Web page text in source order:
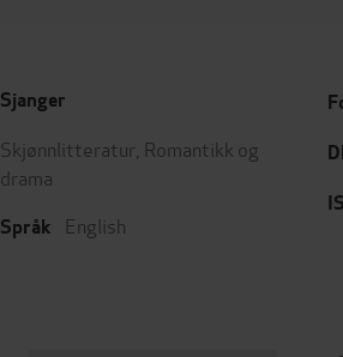
Sjanger
Skjønnlitteratur Romantikk og
drama
Språk English